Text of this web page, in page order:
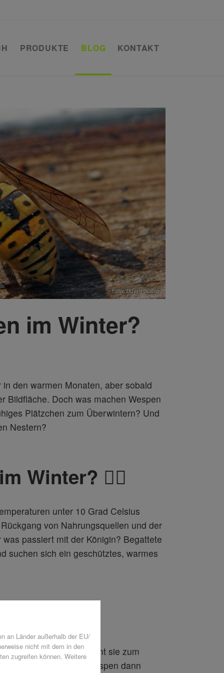
PRODUKTE BLOG KONTAKT
Foto: zkrej,Pixabay
im Winter?
den warmen Monaten, aber sobald
Bildfläche. Doch was machen Wespen
Plätzchen zum Überwintern? Und
Nestern?
Winter? 🕵️‍♀️
unter 10 Grad Celsius
von Nahrungsquellen und der
passiert mit der Königin? Begattete
suchen sich ein geschütztes, warmes
Im Sommer schwärmt sie zum
die meisten Wespen dann
an Länder außerhalb der EU/
nicht mit dem in den
zugreifen können. Weitere